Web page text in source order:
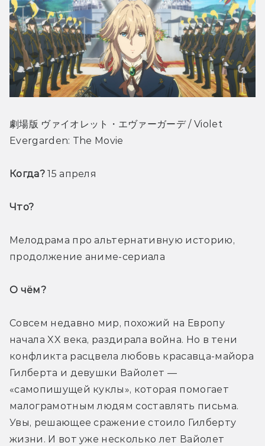
劇場版 ヴァイオレット・エヴァーガーデ / Violet
Evergarden: The Movie
Когда? 15 апреля
Что?
Мелодрама про альтернативную историю,
продолжение аниме-сериала
О чём?
Совсем недавно мир, похожий на Европу
начала XX века, раздирала война. Но в тени
конфликта расцвела любовь красавца-майора
Гилберта и девушки Вайолет —
«самопишущей куклы», которая помогает
малограмотным людям составлять письма.
Увы, решающее сражение стоило Гилберту
жизни. И вот уже несколько лет Вайолет